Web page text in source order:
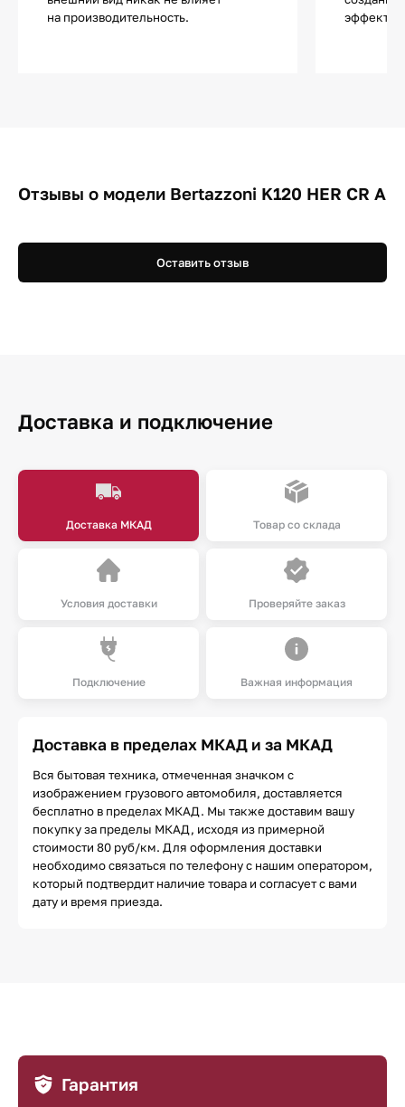
на производительность.
Отзывы о модели Bertazzoni K120 HER CR A
Оставить отзыв
Доставка и подключение
Доставка МКАД Товар со склада
Условия доставки Проверяйте заказ
Подключение Важная информация
Доставка в пределах МКАД и за МКАД
Вся бытовая техника, отмеченная значком с
изображением грузового автомобиля, доставляется
бесплатно в пределах МКАД. Мы также доставим вашу
покупку за пределы МКАД, исходя из примерной
стоимости 80 руб/км. Для оформления доставки
необходимо связаться по телефону с нашим оператором,
который подтвердит наличие товара и согласует с вами
дату и время приезда.
Гарантия